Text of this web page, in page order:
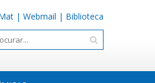
| Webmail | Biblioteca